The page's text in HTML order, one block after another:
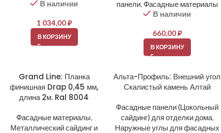
В наличии
1 034,00₽
В КОРЗИНУ
панели, Фасадные материалы
В наличии
660,00₽
В КОРЗИНУ
Grand Line: Планка
финишная Drap 0,45 мм,
длина 2м. Ral 8004
Фасадные материалы,
Металлический сайдинг и
Альта-Профиль: Внешний угол
Скалистый камень Алтай
Фасадные панели (Цокольный
сайдинг) для отделки дома,
Наружные углы для фасадных